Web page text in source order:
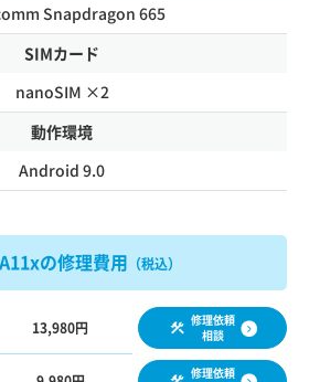
Snapdragon 665
SIMカード
nanoSIM ×2
動作環境
Android 9.0
の修理費用 （税込）
13,980円
修理依頼
相談
修理依頼